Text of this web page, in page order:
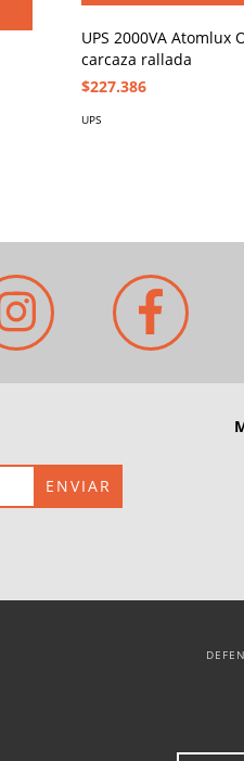
UPS 2000VA Atomlux
carcaza rallada
$227.386
UPS